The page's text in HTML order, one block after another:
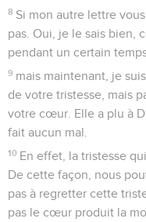
8 Si mon autre lettre
pas. Oui, je le sais bien,
pendant un certain
9 mais maintenant, je
de votre tristesse, mais
votre cœur. Elle a plu à
fait aucun mal.
10 En effet, la tristesse
De cette façon, nous
pas à regretter cette
pas le cœur produit la